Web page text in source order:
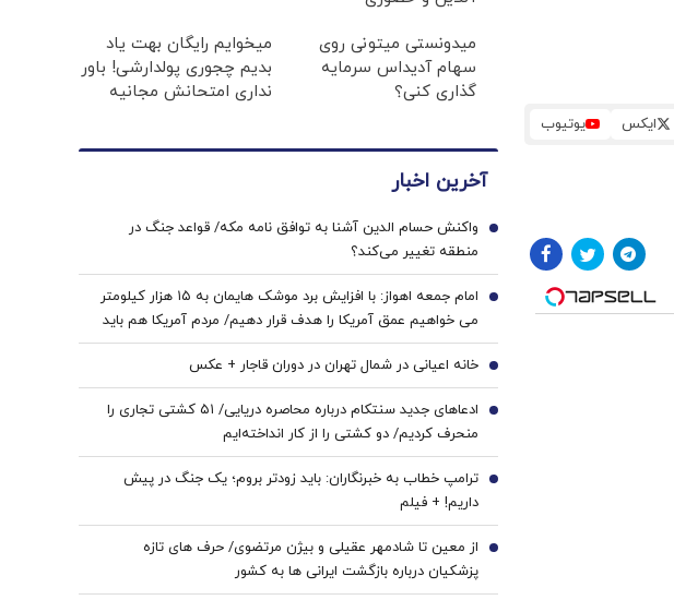
ایکس یوتیوب
میدونستی میتونی روی
سهام آدیداس سرمایه
گذاری کنی؟
میخوایم رایگان بهت یاد
بدیم چجوری پولدارشی! باور
نداری امتحانش مجانیه
آخرین اخبار
واکنش حسام الدین آشنا به توافق نامه مکه/ قواعد جنگ در
منطقه تغییر می‌کند؟
1
امام‌ جمعه اهواز: با افزایش برد موشک هایمان به ۱۵ هزار کیلومتر
می خواهیم عمق آمریکا را هدف قرار دهیم/ مردم آمریکا هم باید
موشک خوردن را ببینند/ نباید نسبت به مساله حجاب و عفاف بی
تفاوت باشیم
2
خانه اعیانی در شمال تهران در دوران قاجار + عکس 3
ادعاهای جدید سنتکام درباره محاصره دریایی/ ۵۱ کشتی تجاری را
منحرف کردیم/ دو کشتی را از کار انداخته‌ایم
4
ترامپ خطاب به خبرنگاران: باید زودتر بروم؛ یک جنگ در پیش
داریم! + فیلم
5
از معین تا شادمهر عقیلی و بیژن مرتضوی/ حرف های تازه
پزشکیان درباره بازگشت ایرانی ها به کشور
6